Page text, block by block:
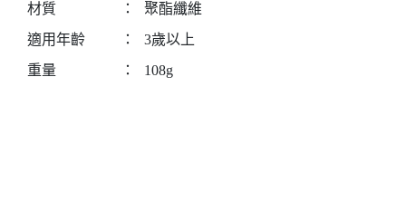
材質
：
聚酯纖維
適用年齡
：
3歲以上
重量
： 108g